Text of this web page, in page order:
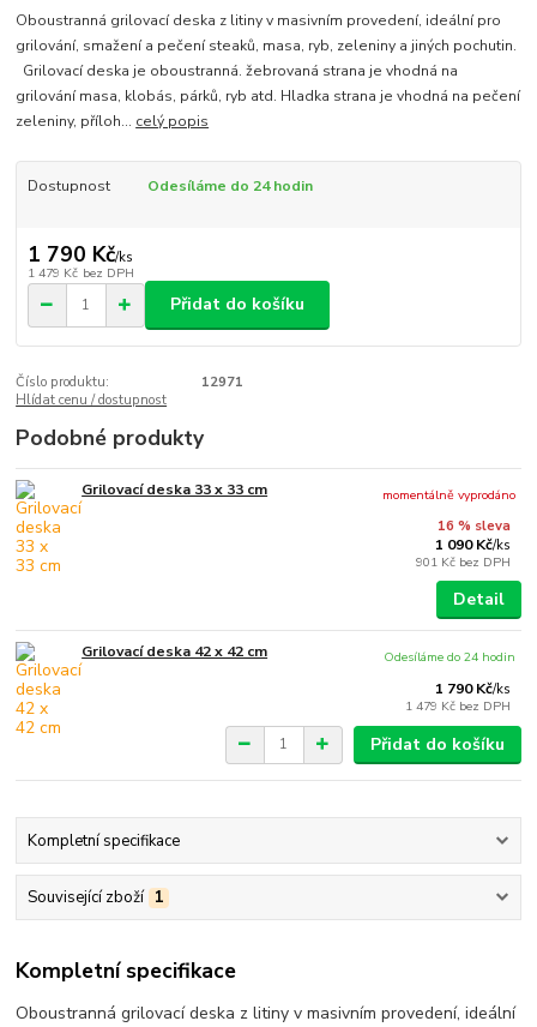
Oboustranná grilovací deska z litiny v masivním provedení, ideální pro
grilování, smažení a pečení steaků, masa, ryb, zeleniny a jiných pochutin.
Grilovací deska je oboustranná. žebrovaná strana je vhodná na
grilování masa, klobás, párků, ryb atd. Hladka strana je vhodná na pečení
zeleniny, příloh... celý popis
Dostupnost Odesíláme do 24 hodin
1 790 Kč/ks
1 479 Kč bez DPH
Přidat do košíku
Číslo produktu:
12971
Hlídat cenu / dostupnost
Podobné produkty
Grilovací deska 33 x 33 cm
16 % sleva
1 090 Kč/ks
901 Kč bez DPH
momentálně vyprodáno
Detail
Grilovací deska 42 x 42 cm
1 790 Kč/ks
1 479 Kč bez DPH
Odesíláme do 24 hodin
Přidat do košíku
Kompletní specifikace
Související zboží 1
Kompletní specifikace
Oboustranná grilovací deska z litiny v masivním provedení, ideální